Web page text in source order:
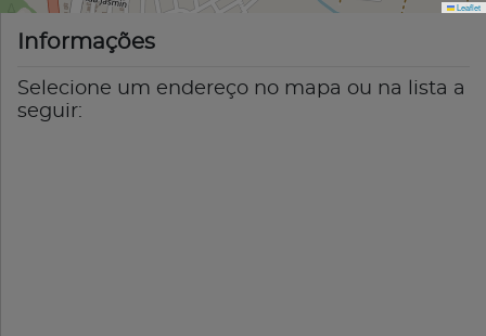
Leaflet
Informações
Selecione um endereço no mapa ou na lista a
seguir: